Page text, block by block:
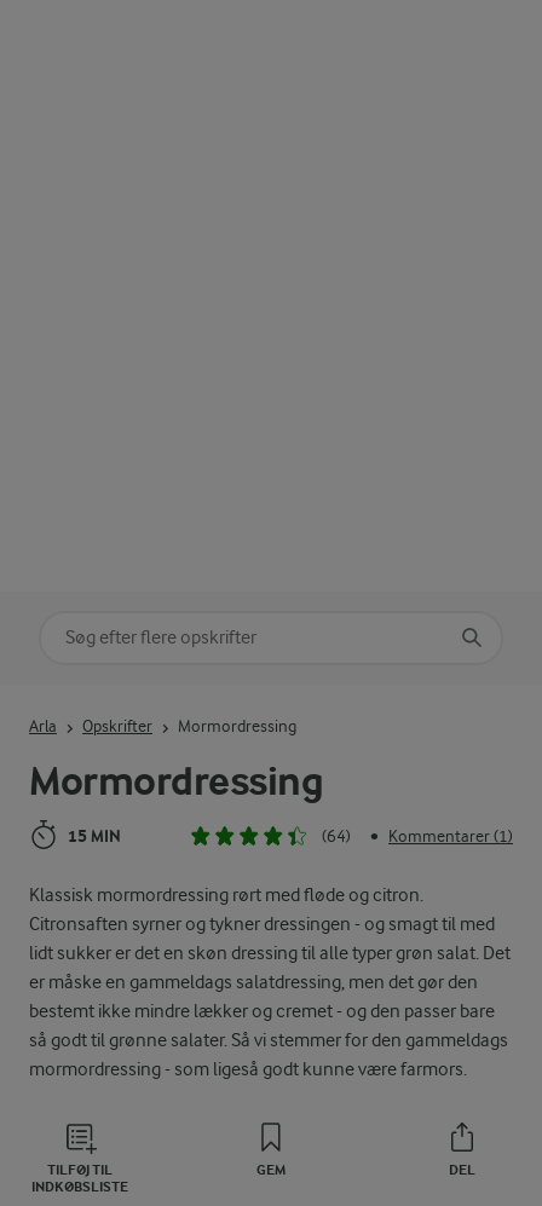
Mormordressing
15 MIN (64) • Kommentarer (1)
Klassisk mormordressing rørt med fløde og citron.
Citronsaften syrner og tykner dressingen - og smagt til med
lidt sukker er det en skøn dressing til alle typer grøn salat. Det
er måske en gammeldags salatdressing, men det gør den
bestemt ikke mindre lækker og cremet - og den passer bare
så godt til grønne salater. Så vi stemmer for den gammeldags
mormordressing - som ligeså godt kunne være farmors.
TILFØJ TIL
INDKØBSLISTE
GEM DEL
Arla Opskrifter Mormordressing
Søg på kategori